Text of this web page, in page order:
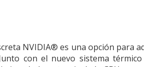
NVIDIA® es una opción para
con el nuevo sistema